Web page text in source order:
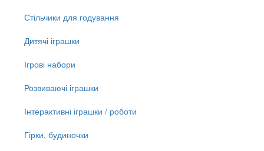
Стільчики для годування
Дитячі іграшки
Ігрові набори
Розвиваючі іграшки
Інтерактивні іграшки / роботи
Гірки, будиночки